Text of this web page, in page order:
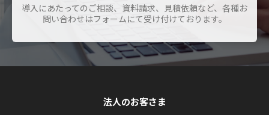
導入にあたってのご相談、資料請求、見積依頼など、各種お
問い合わせはフォームにて受け付けております。
法人のお客さま